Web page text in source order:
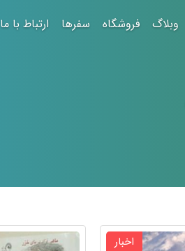
وبلاگ فروشگاه سفرها ارتباط با ما
اخبار